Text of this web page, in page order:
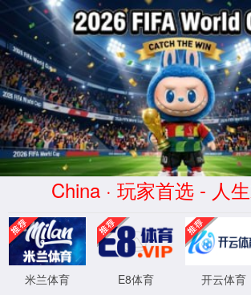
yd222云顶线路检测
404你访问的页面找不回来了
你访问的页面找不回来了，但是我们可以
XYHCMS [ 2026-08-08 05:10:25 ]
XML 地图